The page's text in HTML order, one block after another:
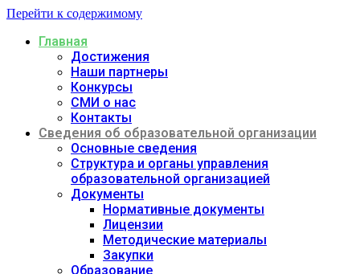
Перейти к содержимому
Главная
Достижения
Наши партнеры
Конкурсы
СМИ о нас
Контакты
Сведения об образовательной организации
Основные сведения
Структура и органы управления
образовательной организацией
Документы
Нормативные документы
Лицензии
Методические материалы
Закупки
Образование